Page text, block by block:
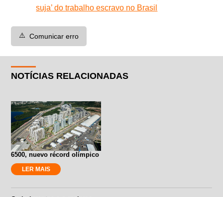
suja’ do trabalho escravo no Brasil
⚠️ Comunicar erro
NOTÍCIAS RELACIONADAS
6500, nuevo récord olímpico
LER MAIS